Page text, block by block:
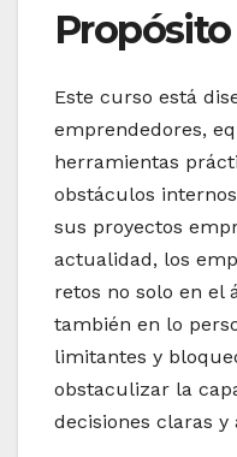
Este curso está
emprendedores,
herramientas
obstáculos
sus proyectos
actualidad, los
retos no solo en el
también en lo
limitantes y
obstaculizar la
decisiones claras y